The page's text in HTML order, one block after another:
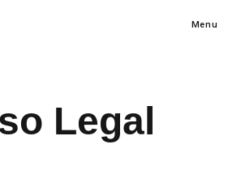
Menu
Legal